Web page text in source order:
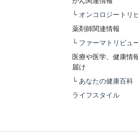
└ オンコロジートリ
薬剤師関連情報
└ ファーマトリビュ
医療や医学、健康情
届け
└ あなたの健康百科
ライフスタイル